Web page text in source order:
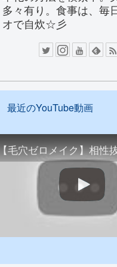
多々有り。食事は、毎
オで自炊☆彡
近のYouTube動画